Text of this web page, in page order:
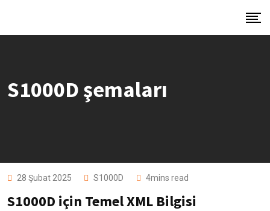
S1000D şemaları
28 Şubat 2025 S1000D 4mins read
S1000D için Temel XML Bilgisi